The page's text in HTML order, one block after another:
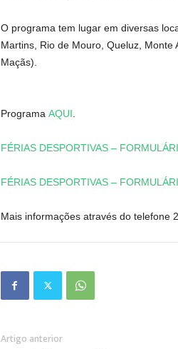
O programa tem lugar em diversas
Martins, Rio de Mouro, Queluz,
Maçãs).
Programa AQUI
FÉRIAS DESPORTIVAS –
FÉRIAS DESPORTIVAS –
Mais informações através do telefone
Artigo anterior